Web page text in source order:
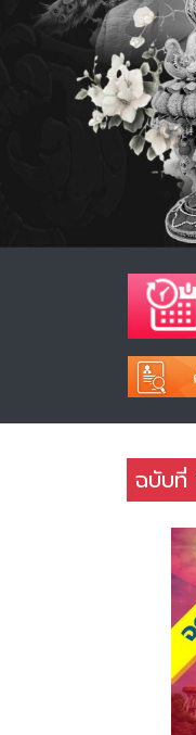
ฉบับที่